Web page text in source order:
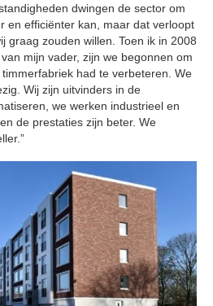
dwingen de sector om
en efficiënter kan, maar dat verloopt
graag zouden willen. Toen ik in 2008
mijn vader, zijn we begonnen om
had te verbeteren. We
Wij zijn uitvinders in de
we werken industrieel en
de prestaties zijn beter. We